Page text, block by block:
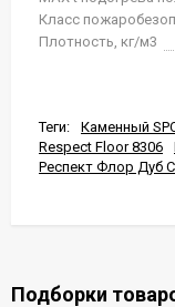
Класс
Плотность, кг/м3
Теги:
Каменный
Respect Floor 8306
Респект Флор Дуб
Подборки